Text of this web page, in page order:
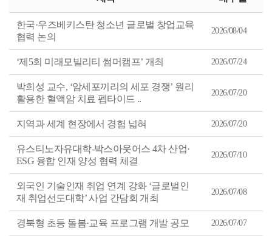
목
록
록
림
차
순
으
리
한국·우즈베키스탄 청소년 글로벌 창업교육
협력 논의
2026/08/04
‘제5회 미래모빌리티 썸머캠프’ 개최 2026/07/24
박희성 교수, ‘암세포끼리의 세포 경쟁’ 원리
활용한 혈액암 치료 펩타이드 ..
2026/07/20
지역과 세계 현장에서 경험 넓혀 2026/07/20
유스티노자유대학-박스아웃어스 4차 산업·
ESG 융합 인재 양성 협력 체결
2026/07/10
외국인 기술인재 취업 연계 강화 ‘글로벌인
재 취업선도대학’ 사업 간담회 개최
2026/07/08
경북형 초등 돌봄·교육 프로그램 개발 공모 2026/07/07